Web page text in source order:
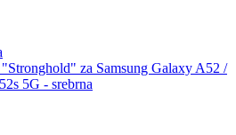
za Samsung Galaxy A52 /
5G - srebrna